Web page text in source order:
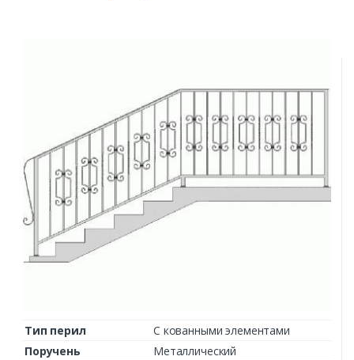
Тип перил
С кованными элементами
Поручень
Металлический